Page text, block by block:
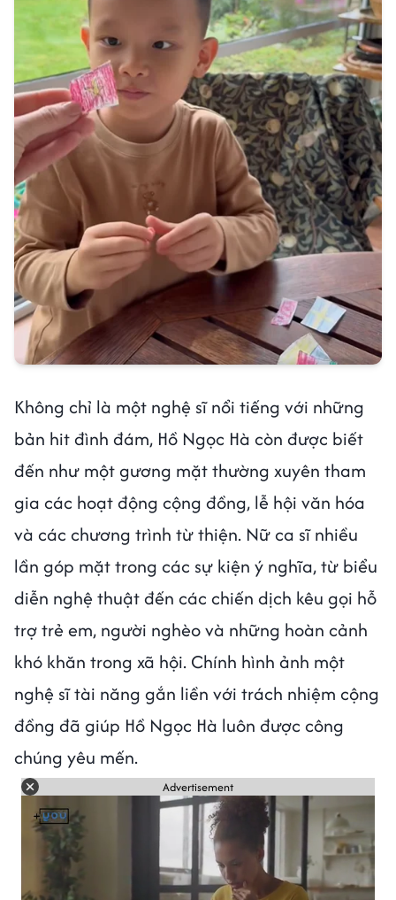
Không chỉ là một nghệ sĩ nổi tiếng với những
bản hit đình đám, Hồ Ngọc Hà còn được biết
đến như một gương mặt thường xuyên tham
gia các hoạt động cộng đồng, lễ hội văn hóa
và các chương trình từ thiện. Nữ ca sĩ nhiều
lần góp mặt trong các sự kiện ý nghĩa, từ biểu
diễn nghệ thuật đến các chiến dịch kêu gọi hỗ
trợ trẻ em, người nghèo và những hoàn cảnh
khó khăn trong xã hội. Chính hình ảnh một
nghệ sĩ tài năng gắn liền với trách nhiệm cộng
đồng đã giúp Hồ Ngọc Hà luôn được công
chúng yêu mến.
Advertisement